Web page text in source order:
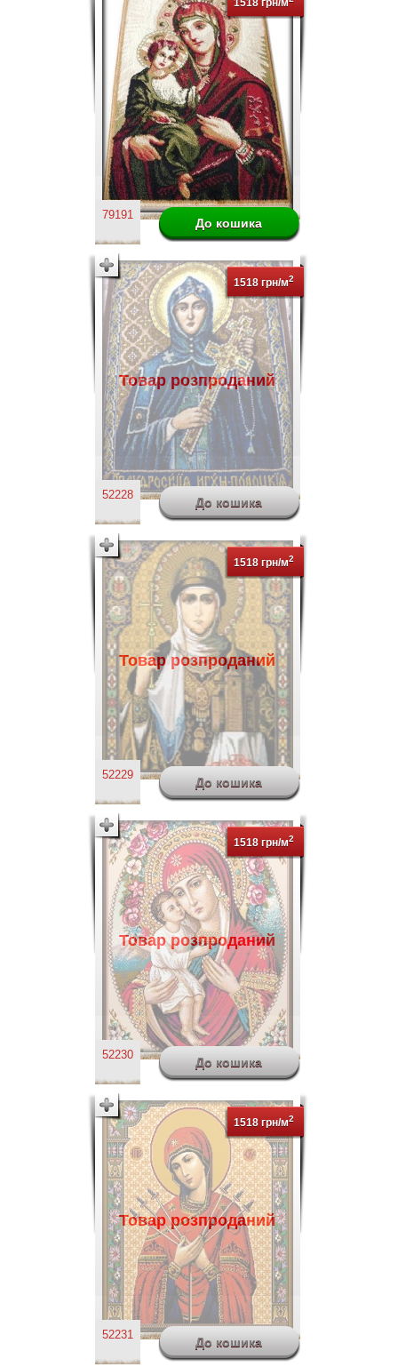
1518 грн/м
79191
Товар розпроданий
1518 грн/м2
52228
Товар розпроданий
1518 грн/м2
52229
Товар розпроданий
1518 грн/м2
52230
Товар розпроданий
1518 грн/м2
52231